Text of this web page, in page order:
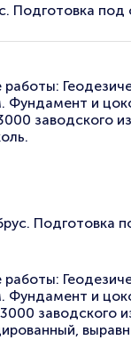
Подготовка под
Фундамент и
заводского
Подготовка
Фундамент и
заводского